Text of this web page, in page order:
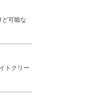
ど可能な
トクリー